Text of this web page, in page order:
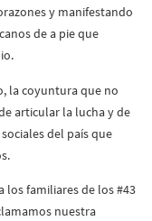
y manifestando
de a pie que
la coyuntura que no
articular la lucha y de
del país que
los familiares de los #43
nuestra